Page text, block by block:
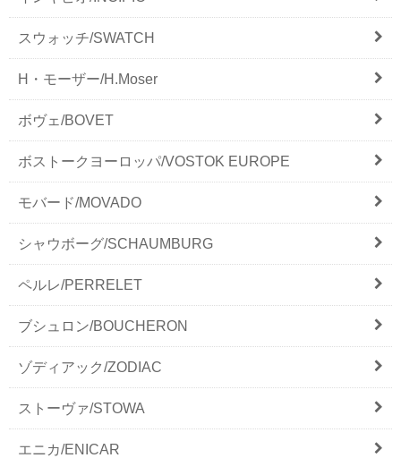
スウォッチ/SWATCH
H・モーザー/H.Moser
ボヴェ/BOVET
ボストークヨーロッパ/VOSTOK EUROPE
モバード/MOVADO
シャウボーグ/SCHAUMBURG
ペルレ/PERRELET
ブシュロン/BOUCHERON
ゾディアック/ZODIAC
ストーヴァ/STOWA
エニカ/ENICAR